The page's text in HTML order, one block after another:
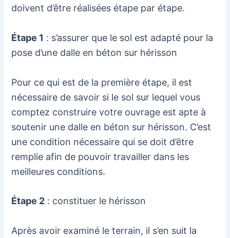
doivent d’être réalisées étape par étape.
Étape 1 : s’assurer que le sol est adapté pour la
pose d’une dalle en béton sur hérisson
Pour ce qui est de la première étape, il est
nécessaire de savoir si le sol sur lequel vous
comptez construire votre ouvrage est apte à
soutenir une dalle en béton sur hérisson. C’est
une condition nécessaire qui se doit d’être
remplie afin de pouvoir travailler dans les
meilleures conditions.
Étape 2 : constituer le hérisson
Après avoir examiné le terrain, il s’en suit la